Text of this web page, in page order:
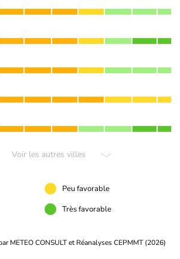
Voir les autres villes
Peu favorable
Très favorable
METEO CONSULT et Réanalyses CEPMMT (2026)